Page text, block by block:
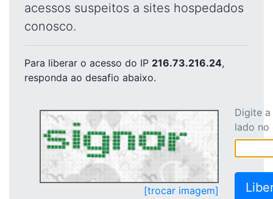
acessos suspeitos a sites hospedados
conosco.
Para liberar o acesso do IP 216.73.216.24,
responda ao desafio abaixo.
[trocar imagem]
Digite
lado no